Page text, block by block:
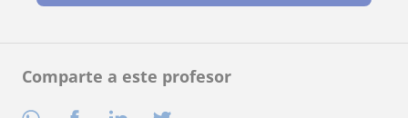
Comparte a este profesor